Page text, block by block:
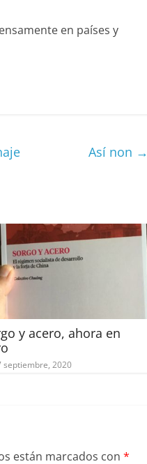
en países y
Así non →
y acero, ahora en
septiembre, 2020
están marcados con *